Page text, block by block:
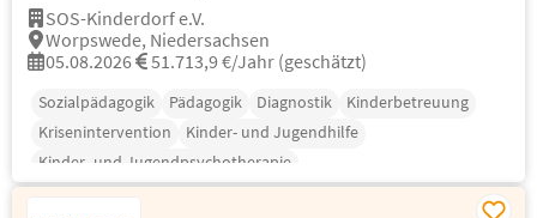
SOS-Kinderdorf e.V.
Worpswede, Niedersachsen
05.08.2026
51.713,9 €/Jahr (geschätzt)
Sozialpädagogik Pädagogik Diagnostik
Kinderbetreuung
Krisenintervention
Kinder- und Jugendhilfe
Kinder- und Jugendpsychotherapie